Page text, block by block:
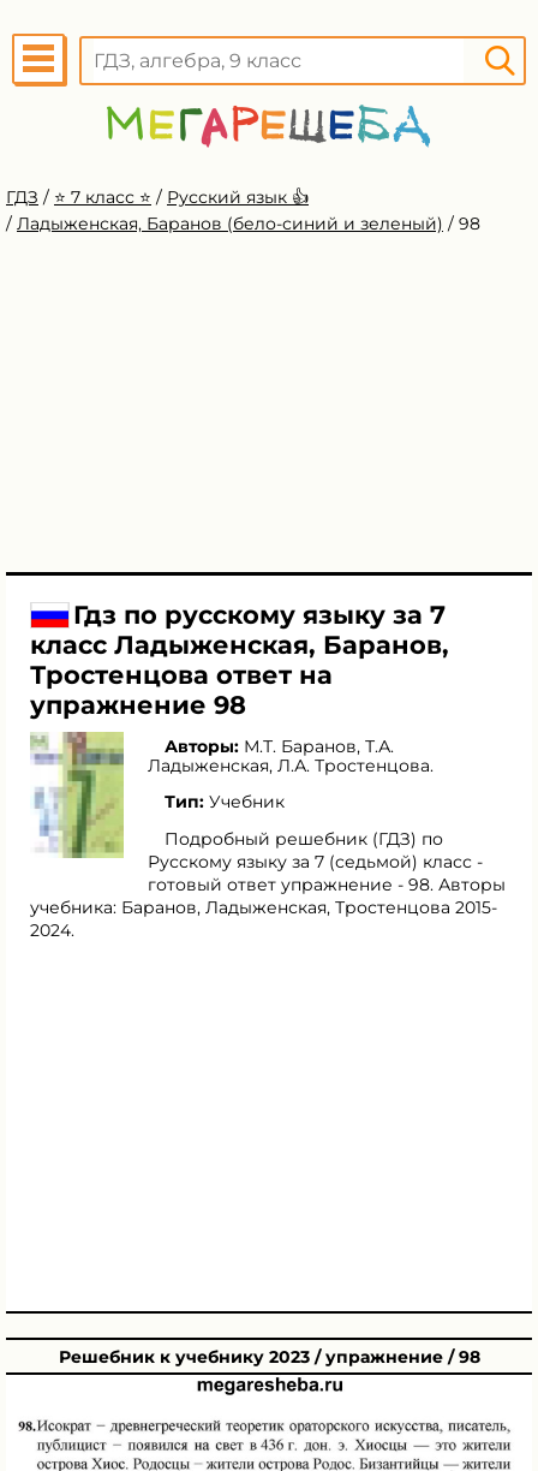
ГДЗ / ⭐️ 7 класс ⭐️ / Русский язык 👍
/ Ладыженская, Баранов (бело-синий и зеленый) / 98
Гдз по русскому языку за 7
класс Ладыженская, Баранов,
Тростенцова ответ на
упражнение 98
Авторы: М.Т. Баранов, Т.А.
Ладыженская, Л.А. Тростенцова.
Тип: Учебник
Подробный решебник (ГДЗ) по
Русскому языку за 7 (седьмой) класс -
готовый ответ упражнение - 98. Авторы
учебника: Баранов, Ладыженская, Тростенцова 2015-
2024.
Решебник к учебнику 2023 / упражнение / 98